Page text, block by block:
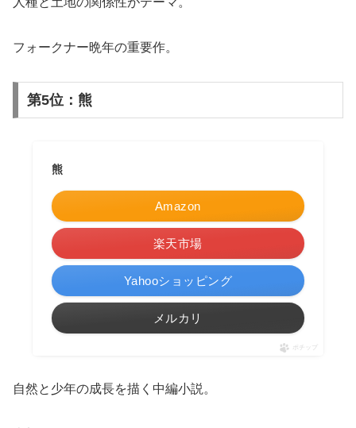
フォークナー晩年の重要作。
第5位：熊
熊
Amazon
楽天市場
Yahooショッピング
メルカリ
ポチップ
自然と少年の成長を描く中編小説。